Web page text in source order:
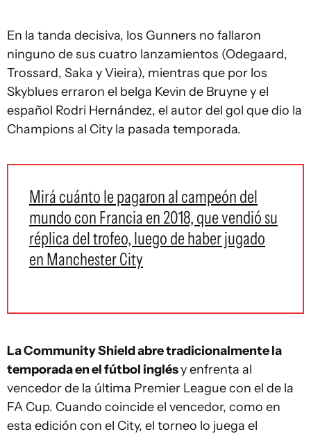
En la tanda decisiva, los Gunners no fallaron
ninguno de sus cuatro lanzamientos (Odegaard,
Trossard, Saka y Vieira), mientras que por los
Skyblues erraron el belga Kevin de Bruyne y el
español Rodri Hernández, el autor del gol que dio la
Champions al City la pasada temporada.
Mirá cuánto le pagaron al campeón del
mundo con Francia en 2018, que vendió su
réplica del trofeo, luego de haber jugado
en Manchester City
La Community Shield abre tradicionalmente la
temporada en el fútbol inglésy enfrenta al
vencedor de la última Premier League con el de la
FA Cup. Cuando coincide el vencedor, como en
esta edición con el City, el torneo lo juega el